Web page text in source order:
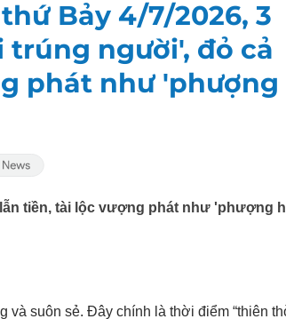
Bảy 4/7/2026, 3
người', đỏ cả
phát như 'phượng
tiền, tài lộc vượng phát như 'phượng
và suôn sẻ. Đây chính là thời điểm “thiên